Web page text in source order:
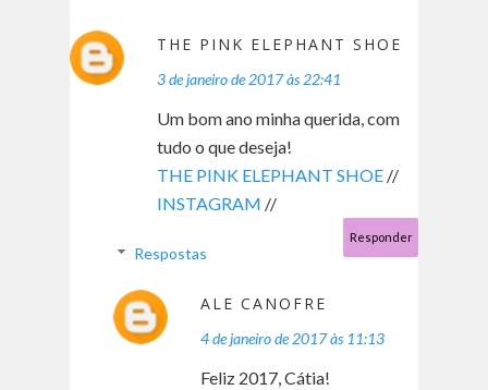
THE PINK ELEPHANT SHOE
3 de janeiro de 2017 às 22:41
Um bom ano minha querida, com
tudo o que deseja!
THE PINK ELEPHANT SHOE //
INSTAGRAM //
Responder
Respostas
ALE CANOFRE
4 de janeiro de 2017 às 11:13
Feliz 2017, Cátia!